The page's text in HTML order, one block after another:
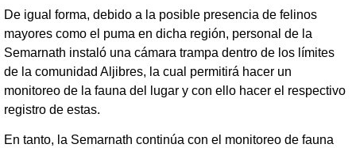
De igual forma, debido a la posible presencia de felinos
mayores como el puma en dicha región, personal de la
Semarnath instaló una cámara trampa dentro de los límites
de la comunidad Aljibres, la cual permitirá hacer un
monitoreo de la fauna del lugar y con ello hacer el respectivo
registro de estas.
En tanto, la Semarnath continúa con el monitoreo de fauna